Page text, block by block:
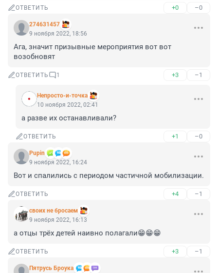
ОТВЕТИТЬ +0 –0
274631457
9 ноября 2022, 18:56
Ага, значит призывные мероприятия вот вот
возобновят
ОТВЕТИТЬ 1 +3 –1
Непросто-и-точка
10 ноября 2022, 02:41
а разве их останавливали?
ОТВЕТИТЬ +1 –0
Pupin
9 ноября 2022, 16:24
Вот и спалились с периодом частичной мобилизации.
ОТВЕТИТЬ +4 –1
своих не бросаем
9 ноября 2022, 16:13
а отцы трёх детей наивно полагали😁😁😁
ОТВЕТИТЬ +3 –1
Пятрусь Броука